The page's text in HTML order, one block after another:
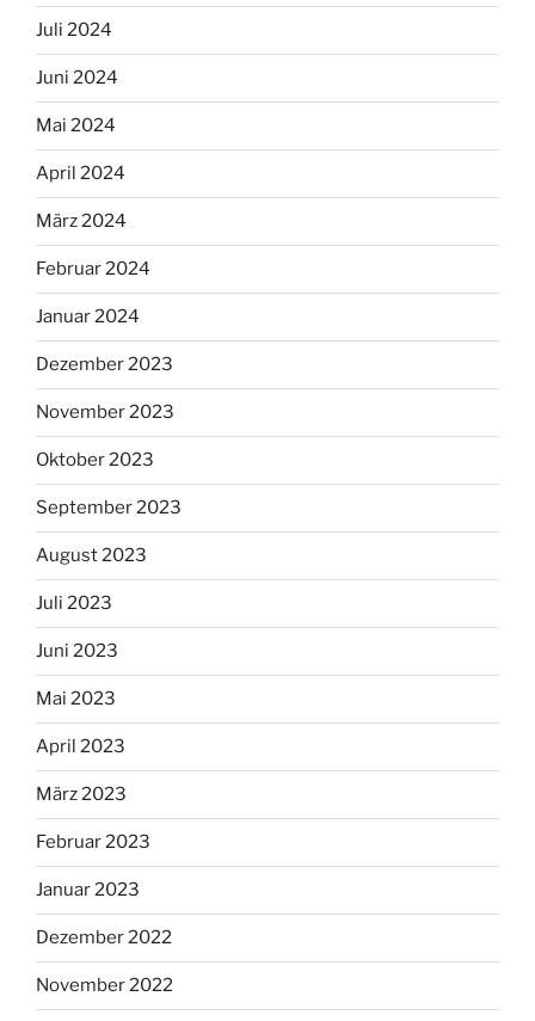
Juli 2024
Juni 2024
Mai 2024
April 2024
März 2024
Februar 2024
Januar 2024
Dezember 2023
November 2023
Oktober 2023
September 2023
August 2023
Juli 2023
Juni 2023
Mai 2023
April 2023
März 2023
Februar 2023
Januar 2023
Dezember 2022
November 2022